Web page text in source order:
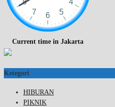
Current time in Jakarta
Ketegori
HIBURAN
PIKNIK